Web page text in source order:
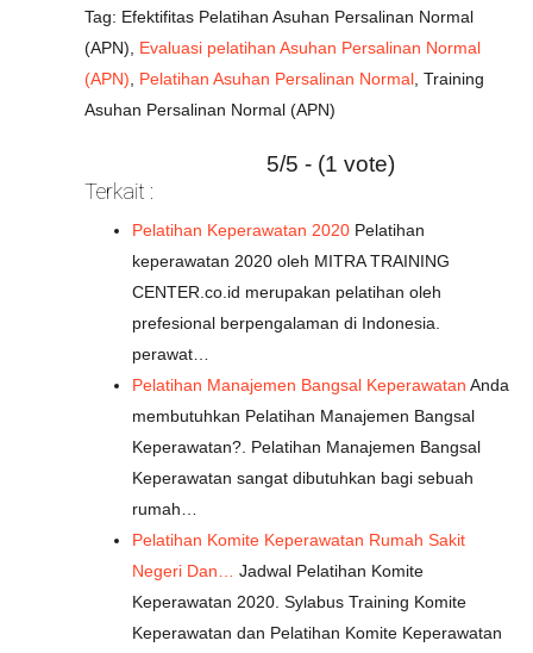
Tag: Efektifitas Pelatihan Asuhan Persalinan Normal
(APN), Evaluasi pelatihan Asuhan Persalinan Normal
(APN)
Pelatihan Asuhan Persalinan Normal , Training
Asuhan Persalinan Normal (APN)
5/5 - (1 vote)
Terkait :
Pelatihan Keperawatan 2020 Pelatihan
keperawatan 2020 oleh MITRA TRAINING
CENTER.co.id merupakan pelatihan oleh
prefesional berpengalaman di Indonesia.
perawat…
Pelatihan Manajemen Bangsal Keperawatan Anda
membutuhkan Pelatihan Manajemen Bangsal
Keperawatan?. Pelatihan Manajemen Bangsal
Keperawatan sangat dibutuhkan bagi sebuah
rumah…
Pelatihan Komite Keperawatan Rumah Sakit
Negeri Dan…
Jadwal Pelatihan Komite
Keperawatan 2020. Sylabus Training Komite
Keperawatan dan Pelatihan Komite Keperawatan